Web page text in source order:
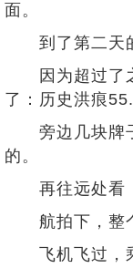
面。
到了第二天的
因为超过了之
了：历史洪痕
旁边几块牌子
的。
再往远处看，
航拍下，整
飞机飞过，乘